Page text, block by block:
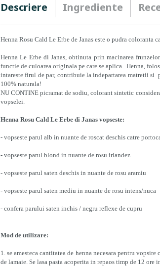
Descriere Ingrediente
Henna Rosu Cald Le Erbe de Janas este o pudra coloranta
Henna Le Erbe di Janas, obtinuta prin macinarea
functie de culoarea originala pe care se aplica. Henna,
intareste firul de par, contribuie la indepartarea matretii si
100% naturala!
NU CONTINE picramat de sodiu, colorant sintetic
vopselei.
Henna Rosu Cald Le Erbe di Janas vopseste:
- vopseste parul alb in nuante de roscat deschis catre
- vopseste parul blond in nuante de rosu irlandez
- vopseste parul saten deschis in nuante de rosu aramiu
- vopseste parul saten mediu in nuante de rosu intens/nuca
- confera parului saten inchis / negru reflexe de cupru
Mod de utilizare:
1. se amesteca cantitatea de henna necesara pentru
de lamaie. Se lasa pasta acoperita in repaos timp de 12 ore